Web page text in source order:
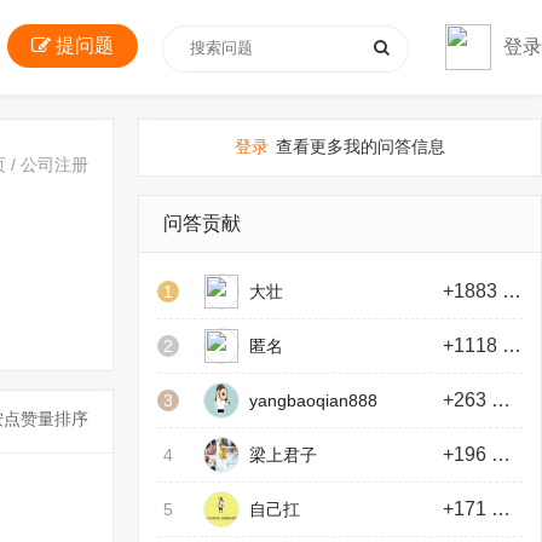
提问题 登录
/ 公司注册
点赞量排序
登录 查看更多我的问答信息
问答贡献
1 大壮 +1883 积分
2 匿名 +1118 积分
3 yangbaoqian888 +263 积分
4 梁上君子 +196 积分
5 自己扛 +171 积分